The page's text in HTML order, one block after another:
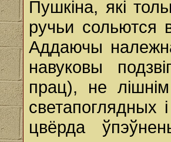
Пушкіна, які
ручьи сольются
Аддаючы
навуковы
прац), не
светапоглядных
цвёрда